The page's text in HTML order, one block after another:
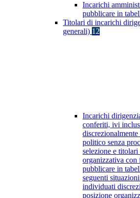
Incarichi
pubblicare in
Titolari di incarichi
generali) 12
Incarichi
conferiti, ivi
politico senza
selezione e
organizzativa
pubblicare in
seguenti
individuati
posizione